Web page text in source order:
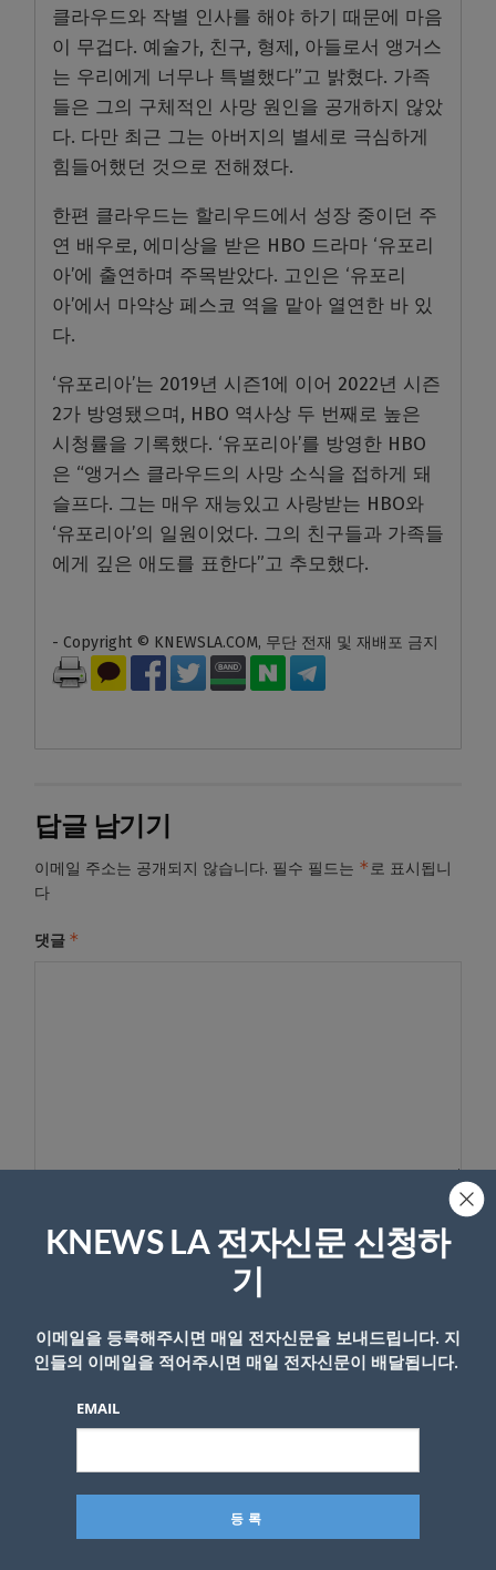
클라우드와 작별 인사를 해야 하기 때문에 마음
이 무겁다. 예술가, 친구, 형제, 아들로서 앵거스
는 우리에게 너무나 특별했다”고 밝혔다. 가족
들은 그의 구체적인 사망 원인을 공개하지 않았
다. 다만 최근 그는 아버지의 별세로 극심하게
힘들어했던 것으로 전해졌다.
한편 클라우드는 할리우드에서 성장 중이던 주
연 배우로, 에미상을 받은 HBO 드라마 ‘유포리
아’에 출연하며 주목받았다. 고인은 ‘유포리
아’에서 마약상 페스코 역을 맡아 열연한 바 있
다.
‘유포리아’는 2019년 시즌1에 이어 2022년 시즌
2가 방영됐으며, HBO 역사상 두 번째로 높은
시청률을 기록했다. ‘유포리아’를 방영한 HBO
은 “앵거스 클라우드의 사망 소식을 접하게 돼
슬프다. 그는 매우 재능있고 사랑받는 HBO와
‘유포리아’의 일원이었다. 그의 친구들과 가족들
에게 깊은 애도를 표한다”고 추모했다.
- Copyright © KNEWSLA.COM, 무단 전재 및 재배포 금지
답글 남기기
이메일 주소는 공개되지 않습니다. 필수 필드는 *로 표시됩니
다
댓글 *
KNEWS LA 전자신문 신청하
기
이메일을 등록해주시면 매일 전자신문을 보내드립니다. 지
인들의 이메일을 적어주시면 매일 전자신문이 배달됩니다.
EMAIL